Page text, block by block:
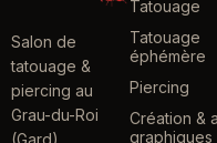
Salon de
tatouage &
piercing au
Grau-du-Roi
(Gard).
Tatouage
Tatouage
éphémère
Piercing
Création &
graphiques